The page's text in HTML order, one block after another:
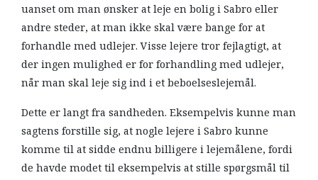
uanset om man ønsker at leje en bolig i Sabro eller
andre steder, at man ikke skal være bange for at
forhandle med udlejer. Visse lejere tror fejlagtigt, at
der ingen mulighed er for forhandling med udlejer,
når man skal leje sig ind i et beboelseslejemål.
Dette er langt fra sandheden. Eksempelvis kunne man
sagtens forstille sig, at nogle lejere i Sabro kunne
komme til at sidde endnu billigere i lejemålene, fordi
de havde modet til eksempelvis at stille spørgsmål til